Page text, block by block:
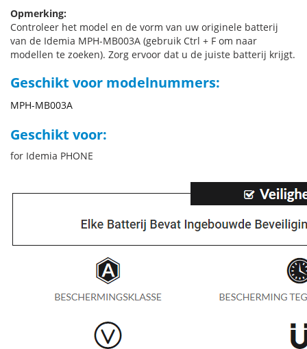
Opmerking:
Controleer het model en de vorm van uw originele batterij
van de Idemia MPH-MB003A (gebruik Ctrl + F om naar
modellen te zoeken). Zorg ervoor dat u de juiste batterij krijgt.
Geschikt voor modelnummers:
MPH-MB003A
Geschikt voor:
for Idemia PHONE